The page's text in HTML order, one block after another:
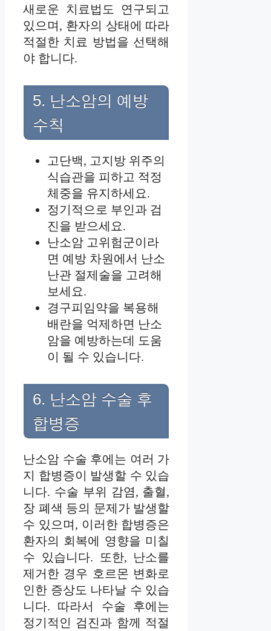
새로운 치료법도 연구되고
있으며, 환자의 상태에 따라
적절한 치료 방법을 선택해
야 합니다.
5. 난소암의 예방
수칙
고단백, 고지방 위주의
식습관을 피하고 적정
체중을 유지하세요.
정기적으로 부인과 검
진을 받으세요.
난소암 고위험군이라
면 예방 차원에서 난소
난관 절제술을 고려해
보세요.
경구피임약을 복용해
배란을 억제하면 난소
암을 예방하는데 도움
이 될 수 있습니다.
6. 난소암 수술 후
합병증
난소암 수술 후에는 여러 가
지 합병증이 발생할 수 있습
니다. 수술 부위 감염, 출혈,
장 폐색 등의 문제가 발생할
수 있으며, 이러한 합병증은
환자의 회복에 영향을 미칠
수 있습니다. 또한, 난소를
제거한 경우 호르몬 변화로
인한 증상도 나타날 수 있습
니다. 따라서 수술 후에는
정기적인 검진과 함께 적절